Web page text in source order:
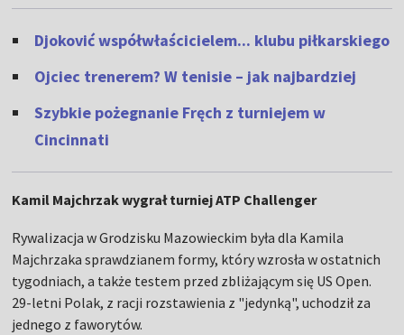
Djoković współwłaścicielem... klubu piłkarskiego
Ojciec trenerem? W tenisie – jak najbardziej
Szybkie pożegnanie Fręch z turniejem w
Cincinnati
Kamil Majchrzak wygrał turniej ATP Challenger
Rywalizacja w Grodzisku Mazowieckim była dla Kamila
Majchrzaka sprawdzianem formy, który wzrosła w ostatnich
tygodniach, a także testem przed zbliżającym się US Open.
29-letni Polak, z racji rozstawienia z "jedynką", uchodził za
jednego z faworytów.